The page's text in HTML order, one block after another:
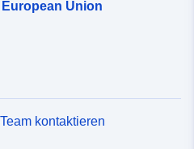
Union
kontaktieren